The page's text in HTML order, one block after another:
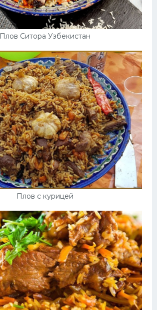
Плов Ситора Узбекистан
Плов с курицей